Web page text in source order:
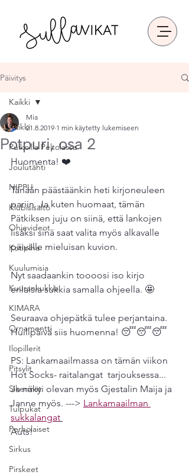
Päivitys
Kaikki
Puikoilla Peltolassa
Joulutähti
NIPPU
Klubisisältö
Ohjevideot
Kotipiha
Kuulumisia
Kuurankukkia
KIMARA
Ornamentti
Ilopillerit
Pitsylit
Sikermät
Tulpukat
Perholaiset
Sirkus
Pirskeet
Kaikki
Potpuri, osa 2
Mia
21.8.2019 1 min käytetty lukemiseen
Huomenta! ❤️
Tänään päästäänkin heti kirjoneuleen
pariin. Ja kuten huomaat, tämän
Pätkiksen juju on siinä, että lankojen
lisäksi sinä saat valita myös alkavalle
päivälle mieluisan kuvion.
Nyt saadaankin toooosi iso kirjo
erilaisia sukkia samalla ohjeella. 🤩
Seuraava ohjepätkä tulee perjantaina.
Huilipäivä siis huomenna! 😴😴😴
PS: Lankamaailmassa on tämän viikon
Hot Socks- raitalangat  tarjouksessa...
Ja näkyi olevan myös Gjestalin Maija ja
Janne myös. ---> Lankamaailman
sukkalangat
Auts!